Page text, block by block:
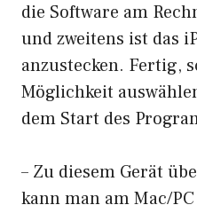
die Software am
und zweitens ist das
anzustecken. Fertig,
Möglichkeit
dem Start des
– Zu diesem Gerät
kann man am Mac/